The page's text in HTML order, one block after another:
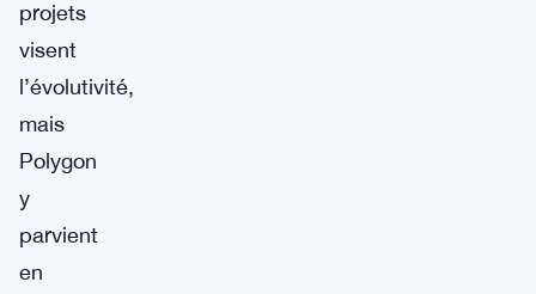
projets
visent
l’évolutivité,
mais
Polygon
y
parvient
en